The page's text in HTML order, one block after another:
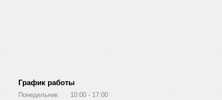
График работы
Понедельник 10:00
17:00